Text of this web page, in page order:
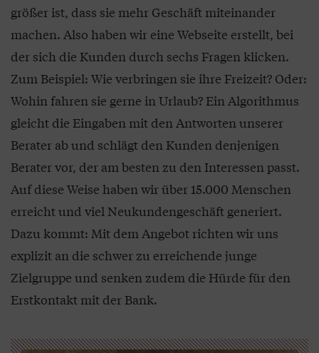
größer ist, dass sie mehr Geschäft miteinander
machen. Also haben wir eine Webseite erstellt, bei
der sich die Kunden durch sechs Fragen klicken.
Zum Beispiel: Wie verbringen sie ihre Freizeit? Oder:
Wohin fahren sie gerne in Urlaub? Ein Algorithmus
gleicht die Eingaben mit den Antworten unserer
Berater ab und schlägt den Kunden denjenigen
Berater vor, der am besten zu den Interessen passt.
Auf diese Weise haben wir über 15.000 Menschen
erreicht und viel Neukundengeschäft generiert.
Dazu kommt: Mit dem Angebot richten wir uns
explizit an die schwer zu erreichende junge
Zielgruppe und senken zudem die Hürde für den
Erstkontakt mit der Bank.